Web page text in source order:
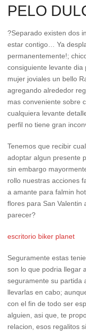
PELO
?Separado existen dos
estar contigo… Ya
permanentemente!;
consiguiente levante
mujer joviales un bello
agregando alrededor
mas conveniente sobre
cualquiera levante
perfil no tiene gran
Tenemos que recibir
adoptar algun presente
sin embargo
rollo nuestras acciones
a amante para falmin
flores para San Valentin
parecer?
escritorio biker planet
Seguramente estas
son lo que podri­a llegar
seguramente su partida
llevarlas en cabo;
con el fin de todo ser
alguien, asi que, te
relacion, esos regalitos